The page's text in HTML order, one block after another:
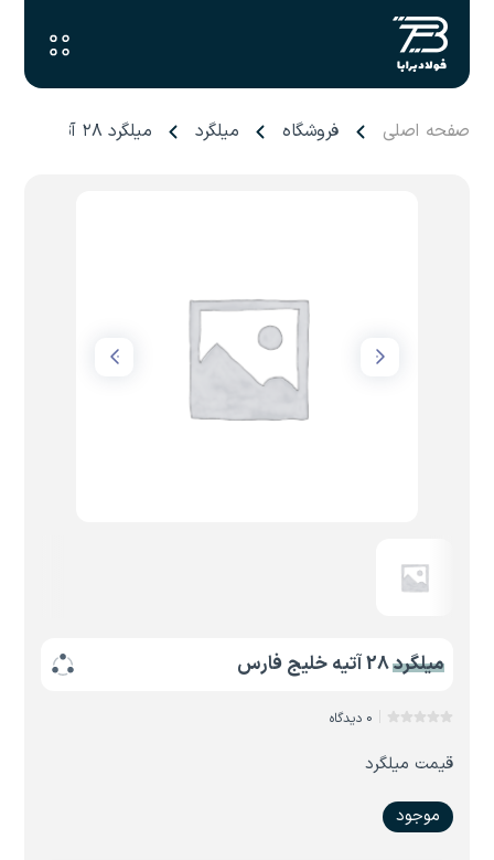
صفحه اصلی فروشگاه میلگرد میلگرد ۲۸ آتیه خلیج فارس
میلگرد 28 آتیه خلیج فارس
0 دیدگاه
قیمت میلگرد
موجود